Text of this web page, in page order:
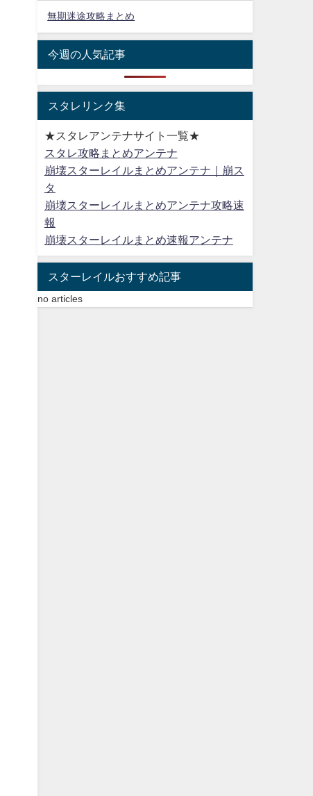
無期迷途攻略まとめ
今週の人気記事
スタレリンク集
★スタレアンテナサイト一覧★
スタレ攻略まとめアンテナ
崩壊スターレイルまとめアンテナ｜崩ス
タ
崩壊スターレイルまとめアンテナ攻略速
報
崩壊スターレイルまとめ速報アンテナ
スターレイルおすすめ記事
no articles